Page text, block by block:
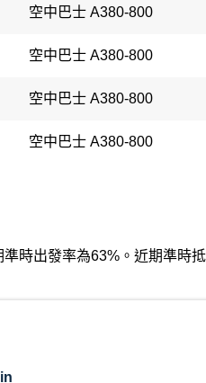
空中巴士 A380-800
空中巴士 A380-800
空中巴士 A380-800
空中巴士 A380-800
時出發率為63%。近期準時